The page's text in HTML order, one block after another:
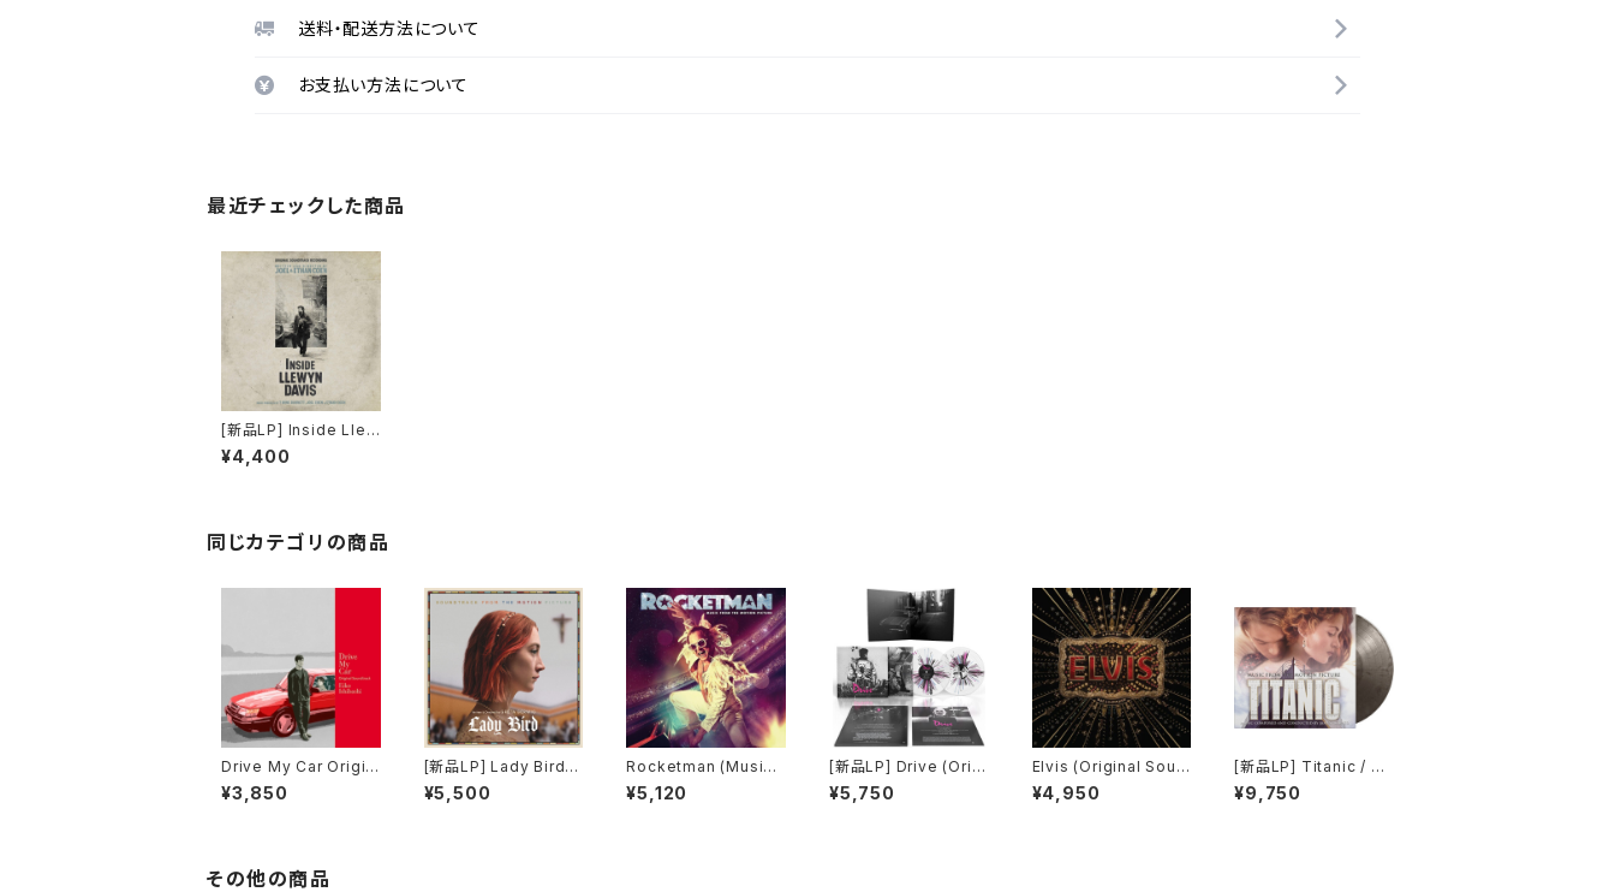
送料・配送方法について
お支払い方法について
最近チェックした商品
[新品LP] Inside Llew
yn Davis / インサイ
ド・ルーウィン・デイヴィ
¥4,400
同じカテゴリの商品
Drive My Car Origin
al Soundtrack＜初回
限定生産盤＞
¥3,850
[新品LP] Lady Bird /
レディ・バード
¥5,500
Rocketman (Music
From the Motion Pic
ture)
¥5,120
[新品LP] Drive (Origi
nal Motion Picture S
oundtrack) - Cliff M
¥5,750
Elvis (Original Soun
dtrack)
¥4,950
[新品LP] Titanic / タ
イタニック (Colored V
inyl, Silver, Black, 1
¥9,750
その他の商品